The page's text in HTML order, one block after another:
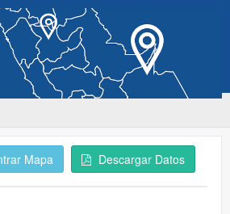
Mapa Descargar Datos